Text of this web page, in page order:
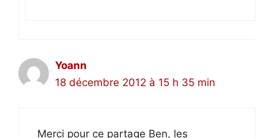
Yoann
18 décembre 2012 à 15 h 35 min
Merci pour ce partage Ben, les